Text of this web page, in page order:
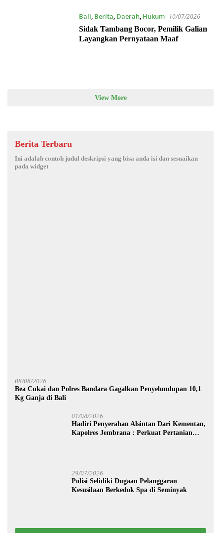
Bali, Berita, Daerah, Hukum
10/07/2026
Sidak Tambang Bocor, Pemilik Galian
Layangkan Pernyataan Maaf
View More
Berita Terbaru
Ini adalah contoh judul deskripsi yang bisa anda isi dan sesuaikan
pada widget
08/08/2026
Bea Cukai dan Polres Bandara Gagalkan Penyelundupan 10,1
Kg Ganja di Bali
01/08/2026
Hadiri Penyerahan Alsintan Dari Kementan,
Kapolres Jembrana : Perkuat Pertanian
29/07/2026
Polisi Selidiki Dugaan Pelanggaran
Kesusilaan Berkedok Spa di Seminyak